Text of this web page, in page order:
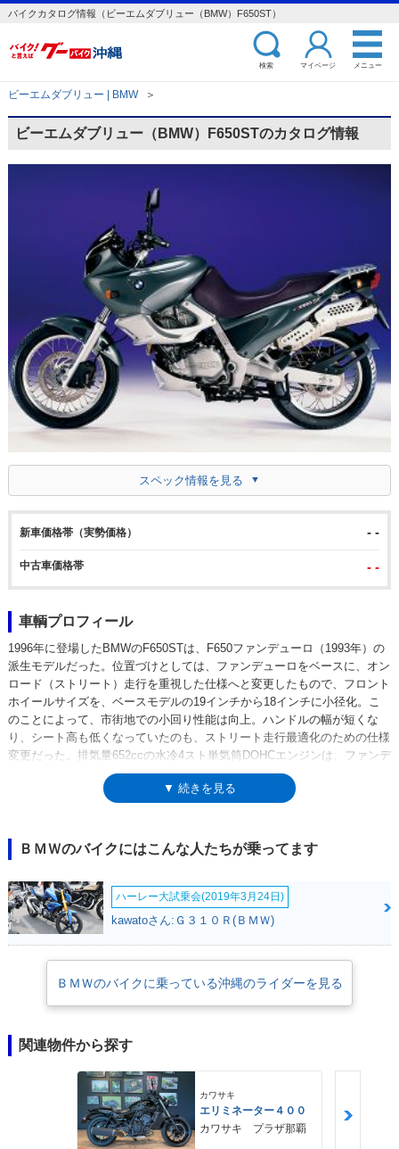
バイクカタログ情報（ビーエムダブリュー（BMW）F650ST）
検索 マイページ メニュー
ビーエムダブリュー | BMW ＞
ビーエムダブリュー（BMW）F650STのカタログ情報
スペック情報を見る
新車価格帯（実勢価格） - -
中古車価格帯 - -
車輌プロフィール
1996年に登場したBMWのF650STは、F650ファンデューロ（1993年）の
派生モデルだった。位置づけとしては、ファンデューロをベースに、オン
ロード（ストリート）走行を重視した仕様へと変更したもので、フロント
ホイールサイズを、ベースモデルの19インチから18インチに小径化。こ
のことによって、市街地での小回り性能は向上。ハンドルの幅が短くな
り、シート高も低くなっていたのも、ストリート走行最適化のための仕様
変更だった。排気量652ccの水冷4スト単気筒DOHCエンジンは、ファンデ
ューロゆずり。ミッションは5段リターン式、前後シングルディスクブレ
ーキを採用していた。1999年モデルまで設定された。単気筒F650シリー
お、車名の「ST」は「ストラーダ」のこと。英語ではストリートなの
で、車名が性格を表すネーミングだった。
▼ 続きを見る
ＢＭＷのバイクにはこんな人たちが乗ってます
ハーレー大試乗会(2019年3月24日)
kawatoさん:Ｇ３１０Ｒ(ＢＭＷ)
ＢＭＷのバイクに乗っている沖縄のライダーを見る
関連物件から探す
カワサキ
エリミネーター４００
カワサキ プラザ那覇